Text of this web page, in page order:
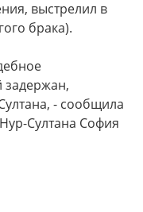
выстрелил в
брака).
задержан,
- сообщила
Султана София